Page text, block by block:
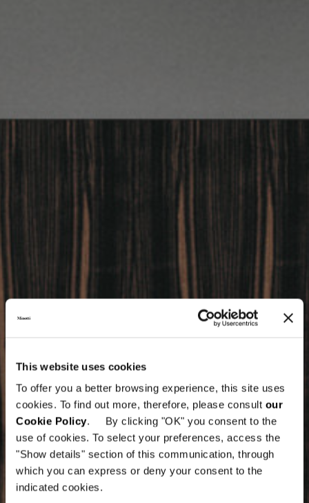
This website uses cookies
To offer you a better browsing experience, this site uses
cookies. To find out more, therefore, please consult our
Cookie Policy. By clicking "OK" you consent to the
use of cookies. To select your preferences, access the
"Show details" section of this communication, through
which you can express or deny your consent to the
indicated cookies.